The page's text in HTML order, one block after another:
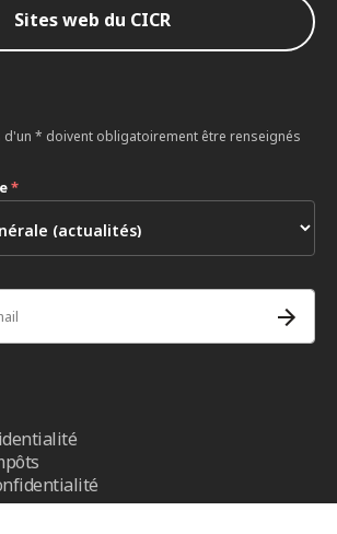
Sites web du CICR
d'un * doivent obligatoirement être renseignés
*